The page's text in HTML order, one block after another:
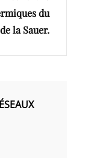
du
la Sauer.